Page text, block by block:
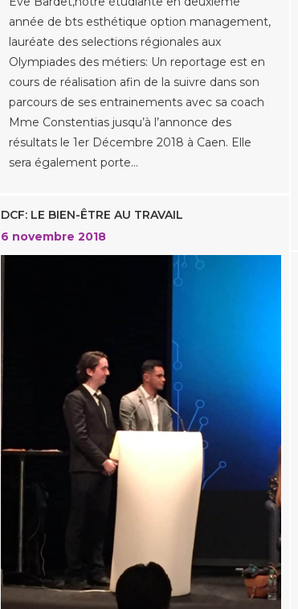
année de bts esthétique option management,
lauréate des selections régionales aux
Olympiades des métiers: Un reportage est en
cours de réalisation afin de la suivre dans son
parcours de ses entrainements avec sa coach
Mme Constentias jusqu’à l’annonce des
résultats le 1er Décembre 2018 à Caen. Elle
sera également porte…
DCF: LE BIEN-ÊTRE AU TRAVAIL
6 novembre 2018